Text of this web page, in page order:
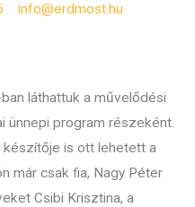
info@erdmost.hu
láthattuk a művelődési
ünnepi program részeként.
is ott lehetett a
már csak fia, Nagy Péter
Csibi Krisztina, a